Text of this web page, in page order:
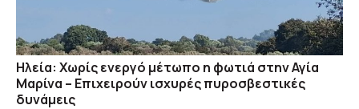
Ηλεία: Χωρίς ενεργό μέτωπο η φωτιά στην Αγία
Μαρίνα – Επιχειρούν ισχυρές πυροσβεστικές
δυνάμεις